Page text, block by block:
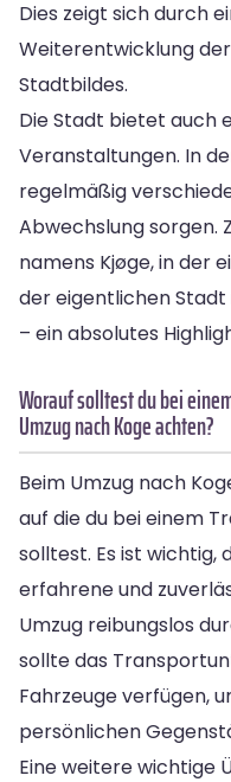
Dies zeigt sich durch
Weiterentwicklung
Stadtbildes.
Die Stadt bietet auch
Veranstaltungen. In
regelmäßig
Abwechslung sorgen.
namens Kjøge, in der
der eigentlichen Stadt
– ein absolutes
Worauf solltest du bei
Umzug nach Koge achten?
Beim Umzug nach
auf die du bei einem
solltest. Es ist wichtig,
erfahrene und
Umzug reibungslos
sollte das
Fahrzeuge verfügen,
persönlichen
Eine weitere wichtige